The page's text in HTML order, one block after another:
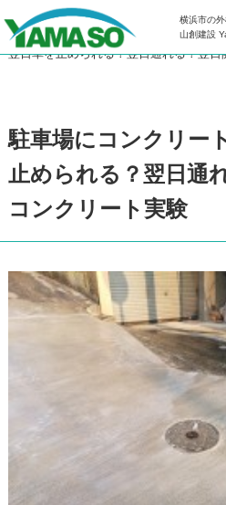
横浜市の
山創建設
HOMEお知らせ・コラム コラム
翌日車を止められる？翌日通れる？翌
駐車場にコンクリー
止められる？翌日通
コンクリート実験